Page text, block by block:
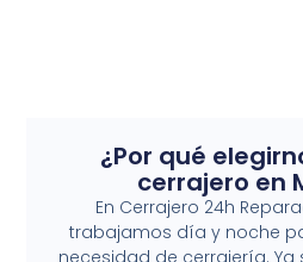
¿Por qué
cerrajero en
En Cerrajero 24h
trabajamos día y noche
necesidad de cerrajería.